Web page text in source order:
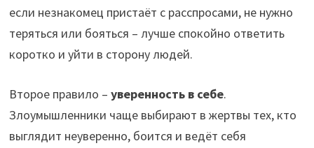
если незнакомец пристаёт с расспросами, не нужно
теряться или бояться – лучше спокойно ответить
коротко и уйти в сторону людей.
Второе правило – уверенность в себе.
Злоумышленники чаще выбирают в жертвы тех, кто
выглядит неуверенно, боится и ведёт себя